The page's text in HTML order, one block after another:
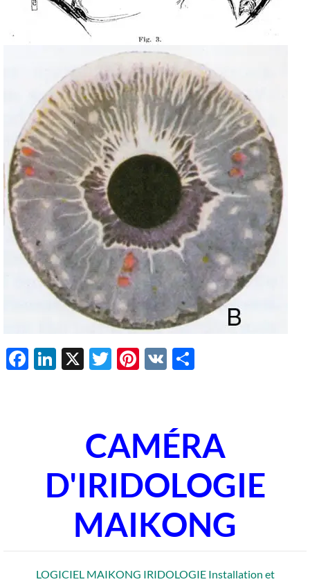
Facebook
LinkedIn
X Twitter
Pinterest
VK
CAMÉRA
D'IRIDOLOGIE
MAIKONG
LOGICIEL MAIKONG IRIDOLOGIE Installation et